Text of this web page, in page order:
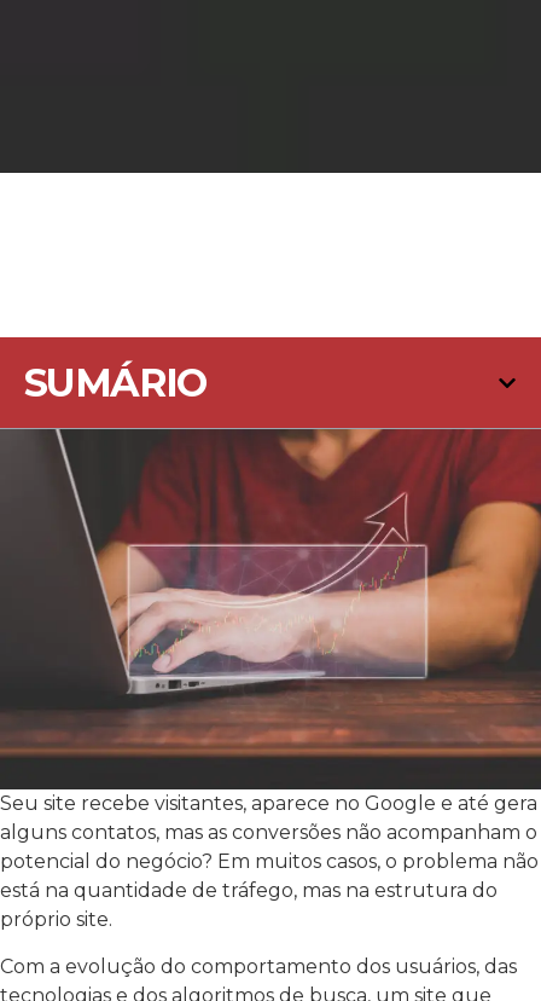
SUMÁRIO
Seu site recebe visitantes, aparece no Google e até gera
alguns contatos, mas as conversões não acompanham o
potencial do negócio? Em muitos casos, o problema não
está na quantidade de tráfego, mas na estrutura do
próprio site.
Com a evolução do comportamento dos usuários, das
tecnologias e dos algoritmos de busca, um site que